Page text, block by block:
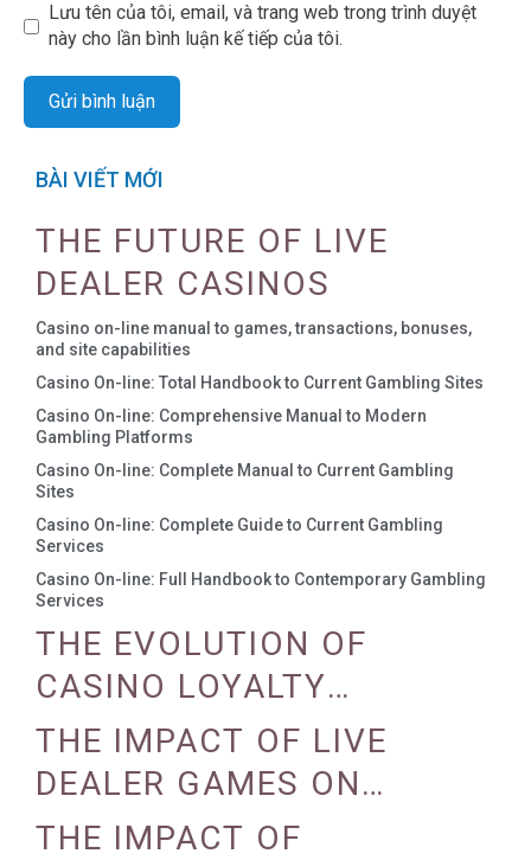
Lưu tên của tôi, email, và trang web trong trình duyệt
này cho lần bình luận kế tiếp của tôi.
BÀI VIẾT MỚI
THE FUTURE OF LIVE
DEALER CASINOS
Casino on-line manual to games, transactions, bonuses,
and site capabilities
Casino On-line: Total Handbook to Current Gambling Sites
Casino On-line: Comprehensive Manual to Modern
Gambling Platforms
Casino On-line: Complete Manual to Current Gambling
Sites
Casino On-line: Complete Guide to Current Gambling
Services
Casino On-line: Full Handbook to Contemporary Gambling
Services
THE EVOLUTION OF
CASINO LOYALTY
PROGRAMS
THE IMPACT OF LIVE
DEALER GAMES ON
CASINO EXPERIENCE
THE IMPACT OF